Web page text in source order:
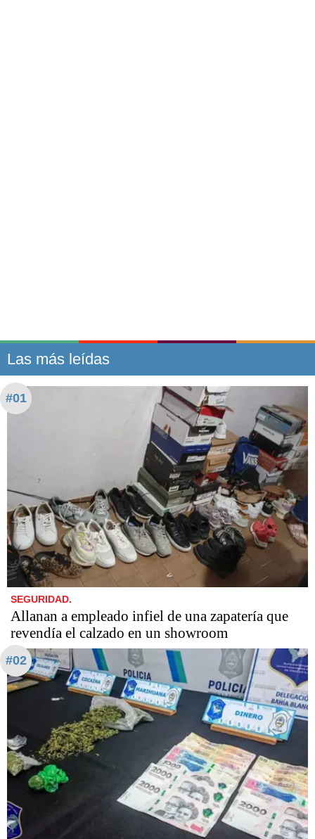
Las más leídas
#01
SEGURIDAD.
Allanan a empleado infiel de una zapatería que
revendía el calzado en un showroom
#02